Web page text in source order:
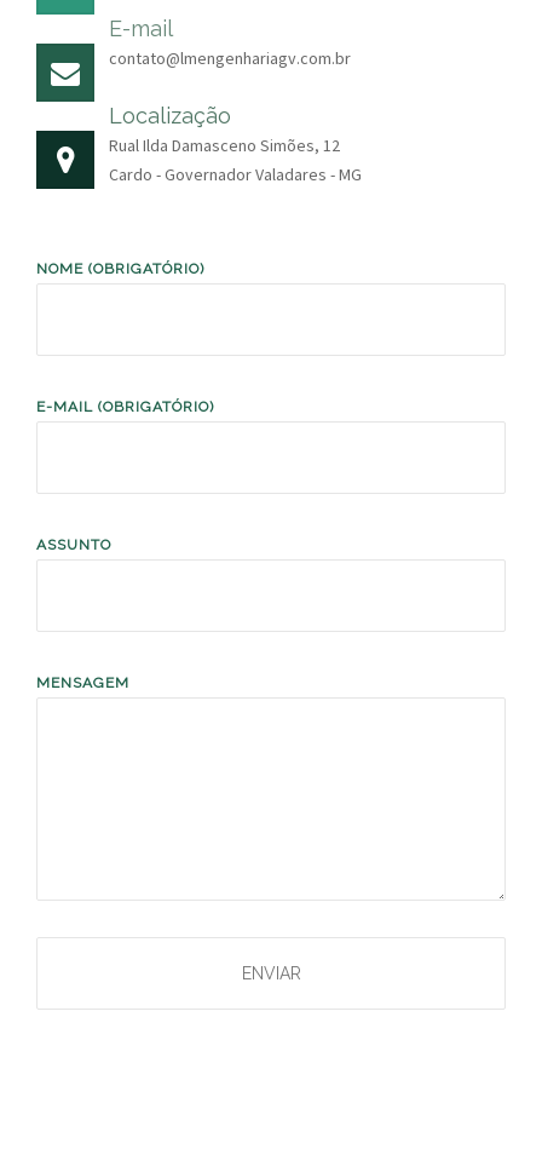
E-mail
contato@lmengenhariagv.com.br
Localização
Rual Ilda Damasceno Simões, 12
Cardo - Governador Valadares - MG
NOME (OBRIGATÓRIO)
E-MAIL (OBRIGATÓRIO)
ASSUNTO
MENSAGEM